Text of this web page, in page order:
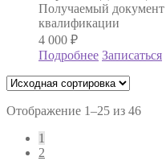
Получаемый
квалификации
4 000 ₽
Подробнее Записаться
Отображение 1–25 из 46
1
2